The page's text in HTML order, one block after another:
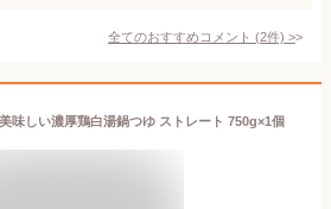
全てのおすすめコメント (2件) >
味しい濃厚鶏白湯鍋つゆ ストレート 750g×1個